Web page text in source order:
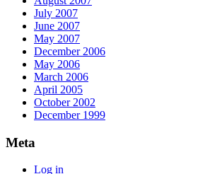
July 2007
June 2007
May 2007
December 2006
May 2006
March 2006
April 2005
October 2002
December 1999
Meta
Log in